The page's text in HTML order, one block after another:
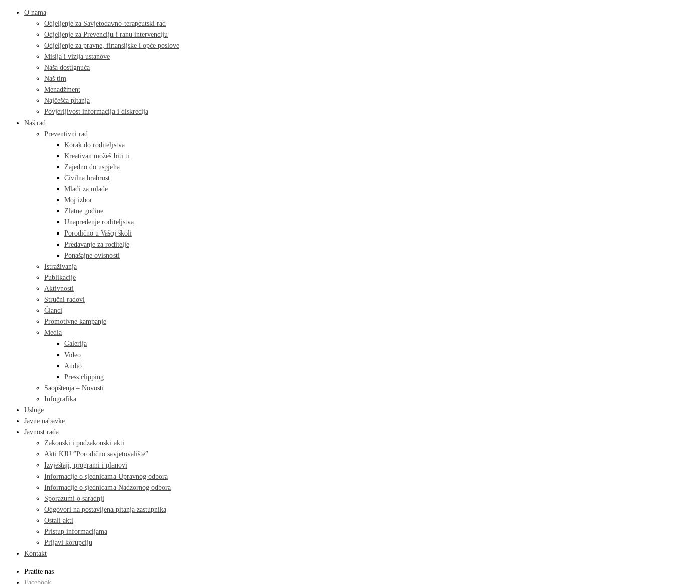
O nama
Odjeljenje za Savjetodavno-terapeutski rad
Odjeljenje za Prevenciju i ranu intervenciju
Odjeljenje za pravne, finansijske i opće poslove
Misija i vizija ustanove
Naša dostignuća
Naš tim
Menadžment
Najčešća pitanja
Povjerljivost informacija i diskrecija
Naš rad
Preventivni rad
Korak do roditeljstva
Kreativan možeš biti ti
Zajedno do uspjeha
Civilna hrabrost
Mladi za mlade
Moj izbor
Zlatne godine
Unapređenje roditeljstva
Porodično u Vašoj školi
Predavanje za roditelje
Ponašajne ovisnosti
Istraživanja
Publikacije
Aktivnosti
Stručni radovi
Članci
Promotivne kampanje
Media
Galerija
Video
Audio
Press clipping
Saopštenja – Novosti
Infografika
Usluge
Javne nabavke
Javnost rada
Zakonski i podzakonski akti
Akti KJU ”Porodično savjetovalište”
Izvještaji, programi i planovi
Informacije o sjednicama Upravnog odbora
Informacije o sjednicama Nadzornog odbora
Sporazumi o saradnji
Odgovori na postavljena pitanja zastupnika
Ostali akti
Pristup informacijama
Prijavi korupciju
Kontakt
Pratite nas